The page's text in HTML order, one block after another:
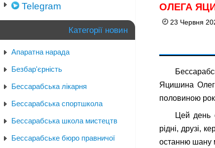
ОЛЕГА
23 Червня
Яцишина
половиною
Цей день
рідні, друзі,
останню шану
Telegram
Категорії новин
Апаратна нарада
Безбар'єрність
Бессарабська лікарня
Бессарабська спортшкола
Бессарабська школа мистецтв
Бессарабське бюро правничої